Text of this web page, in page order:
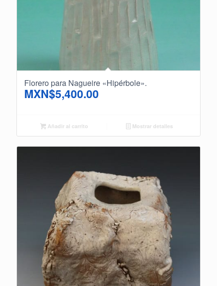
Florero para Nagueire «Hipérbole».
MXN$5,400.00
Añadir al carrito Mostrar detalles